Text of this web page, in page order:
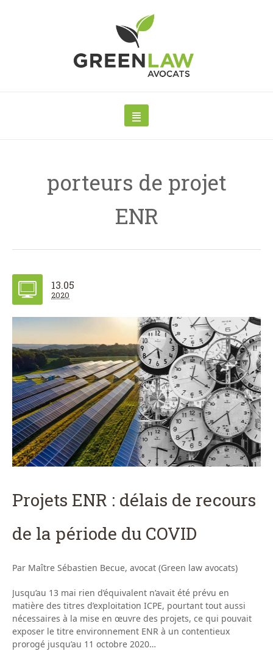
porteurs de projet
ENR
13.05
2020
Projets ENR : délais de recours
de la période du COVID
Par Maître Sébastien Becue, avocat (Green law avocats)
Jusqu’au 13 mai rien d’équivalent n’avait été prévu en
matière des titres d’exploitation ICPE, pourtant tout aussi
nécessaires à la mise en œuvre des projets, ce qui pouvait
exposer le titre environnement ENR à un contentieux
prorogé jusqu’au 11 octobre 2020…